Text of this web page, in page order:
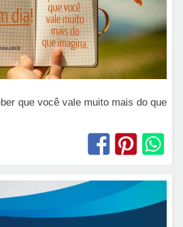
que você vale muito mais do que